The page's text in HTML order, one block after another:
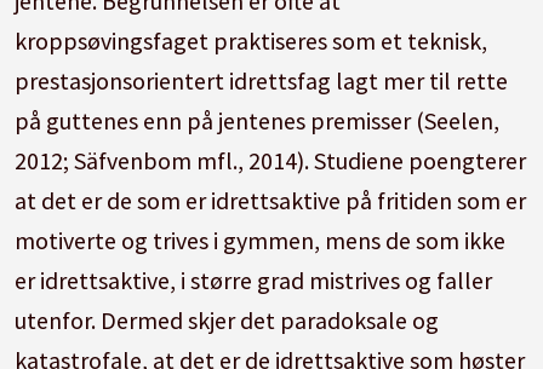
kroppsøvingsfaget praktiseres som et teknisk,
prestasjonsorientert idrettsfag lagt mer til rette
på guttenes enn på jentenes premisser (Seelen,
2012; Säfvenbom mfl., 2014). Studiene poengterer
at det er de som er idrettsaktive på fritiden som er
motiverte og trives i gymmen, mens de som ikke
er idrettsaktive, i større grad mistrives og faller
utenfor. Dermed skjer det paradoksale og
katastrofale, at det er de idrettsaktive som høster